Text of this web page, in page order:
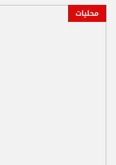
محليات